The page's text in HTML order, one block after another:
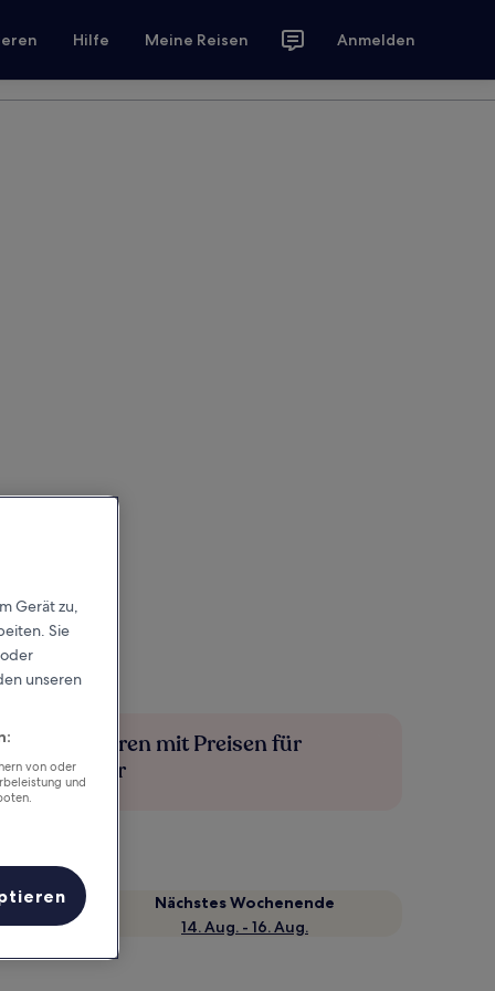
Hilfe Meine Reisen Anmelden
Mehr sparen mit Preisen für
Mitglieder
Nächstes Wochenende
14. Aug. - 16. Aug.
Gerät zu,
Sie
unseren
von oder
und